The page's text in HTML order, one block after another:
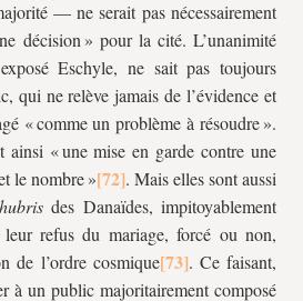
— ne serait pas nécessairement
décision » pour la cité. L’unanimité
Eschyle, ne sait pas toujours
qui ne relève jamais de l’évidence et
« comme un problème à résoudre ».
ainsi « une mise en garde contre une
le nombre »
. Mais elles sont aussi
hubris des Danaïdes, impitoyablement
refus du mariage, forcé ou non,
de l’ordre cosmique
. Ce faisant,
à un public majoritairement composé